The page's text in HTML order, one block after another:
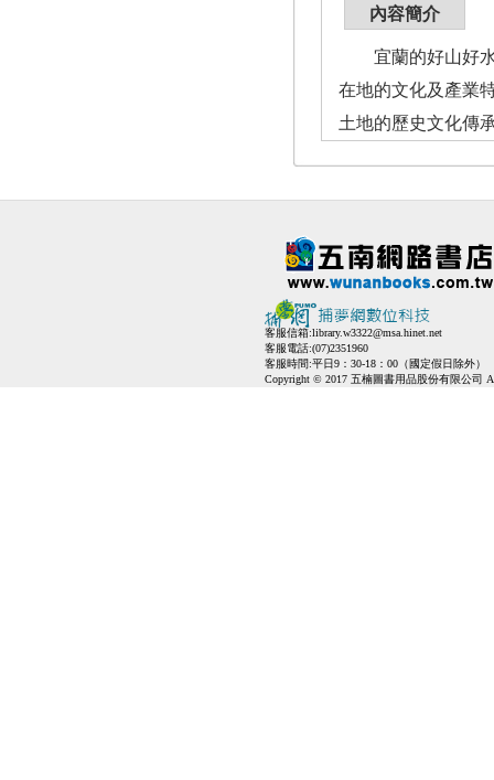
內容簡介
宜蘭的好山好水
在地的文化及產業
土地的歷史文化傳
客服信箱:library.w3322@msa.hinet.net
客服電話:(07)2351960
客服時間:平日9：30-18：00（國定假日除外）
Copyright © 2017 五楠圖書用品股份有限公司